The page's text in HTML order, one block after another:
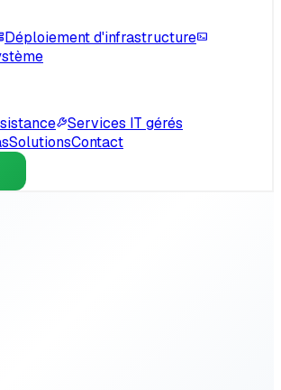
Déploiement d'infrastructure
Services IT gérés
SolutionsContact